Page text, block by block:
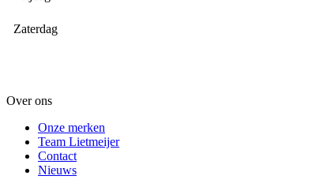
Zaterdag
Over ons
Onze merken
Team Lietmeijer
Contact
Nieuws